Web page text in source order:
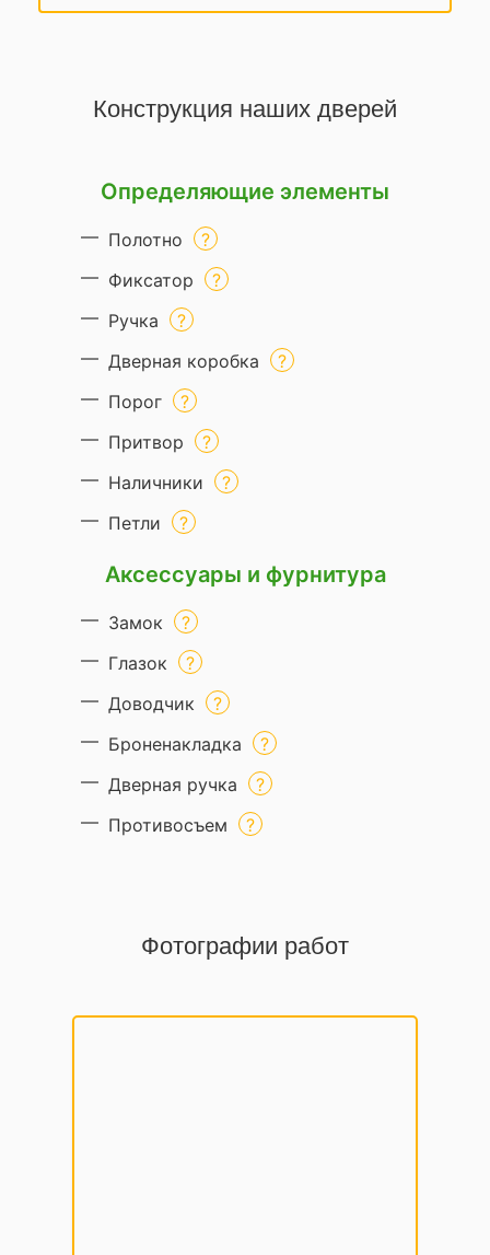
Конструкция наших дверей
Определяющие элементы
Полотно
Фиксатор
Ручка
Дверная коробка
Порог
Притвор
Наличники
Петли
Аксессуары и фурнитура
Замок
Глазок
Доводчик
Броненакладка
Дверная ручка
Противосъем
Фотографии работ